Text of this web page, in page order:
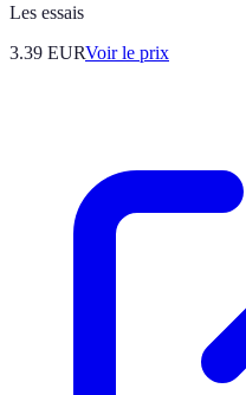
Les essais
3.39 EURVoir le prix